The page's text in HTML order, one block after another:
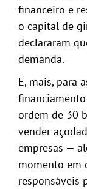
financeiro e
o capital de
declararam
demanda.
E, mais, para
ordem de 30
vender
empresas —
momento em
responsáveis